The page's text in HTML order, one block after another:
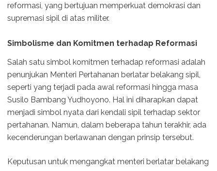
reformasi, yang bertujuan memperkuat demokrasi dan
supremasi sipil di atas militer.
Simbolisme dan Komitmen terhadap Reformasi
Salah satu simbol komitmen terhadap reformasi adalah
penunjukan Menteri Pertahanan berlatar belakang sipil,
seperti yang terjadi pada awal reformasi hingga masa
Susilo Bambang Yudhoyono. Hal ini diharapkan dapat
menjadi simbol nyata dari kendali sipil terhadap sektor
pertahanan. Namun, dalam beberapa tahun terakhir, ada
kecenderungan berlawanan dengan prinsip tersebut.
Keputusan untuk mengangkat menteri berlatar belakang